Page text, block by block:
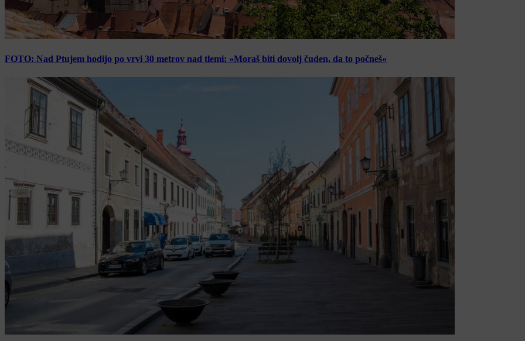
FOTO: Nad Ptujem hodijo po vrvi 30 metrov nad tlemi: »Moraš biti dovolj čuden, da to počneš«